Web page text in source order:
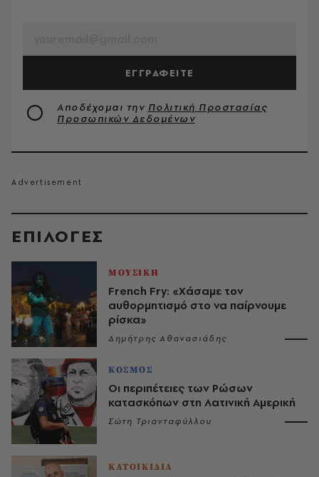
EΠΙΛΟΓΈΣ
ΜΟΥΣΙΚΗ
French Fry: «Χάσαμε τον
αυθορμητισμό στο να παίρνουμε
ρίσκα»
Δημήτρης Αθανασιάδης
ΚΟΣΜΟΣ
Οι περιπέτειες των Ρώσων
κατασκόπων στη Λατινική Αμερική
Σώτη Τριανταφύλλου
ΚΑΤΟΙΚΙΔΙΑ
ΕΓΓΡΑΦΕΙΤΕ
Αποδέχομαι την Πολιτική Προστασίας
Προσωπικών Δεδομένων